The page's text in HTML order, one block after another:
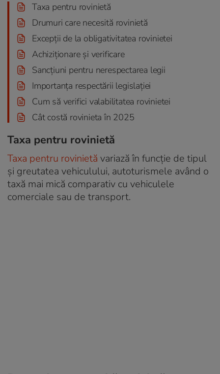
Taxa pentru rovinietă
Drumuri care necesită rovinietă
Excepții de la obligativitatea rovinietei
Achiziționare și verificare
Sancțiuni pentru nerespectarea legii
Importanța respectării legislației
Cum să verifici valabilitatea rovinietei
Cât costă rovinieta în 2025
Taxa pentru rovinietă
Taxa pentru rovinietă variază în funcție de tipul
și greutatea vehiculului, autoturismele având o
taxă mai mică comparativ cu vehiculele
comerciale sau de transport.